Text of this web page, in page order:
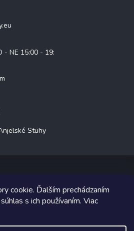
cookie. Ďalším prechádzaním
s ich používaním. Viac
- NE 15:00 - 19:
Stuhy
Stuhy. Všetky práva vyhradené.
Shoptet implementoval
Shoptetak.cz.